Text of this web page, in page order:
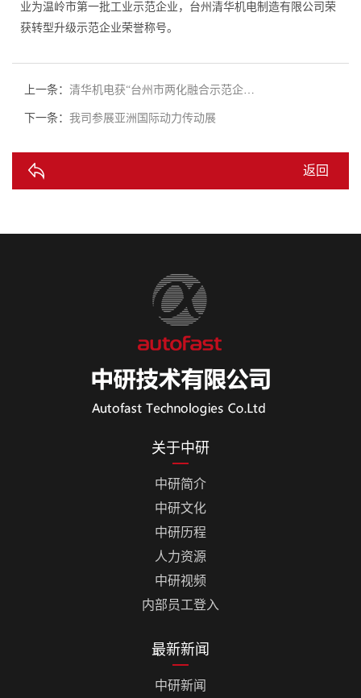
业为温岭市第一批工业示范企业，台州清华机电制造有限公司荣
获转型升级示范企业荣誉称号。
上一条： 清华机电获“台州市两化融合示范企业”称号
下一条： 我司参展亚洲国际动力传动展
返回
关于中研
中研简介
中研文化
中研历程
人力资源
中研视频
内部员工登入
最新新闻
中研新闻